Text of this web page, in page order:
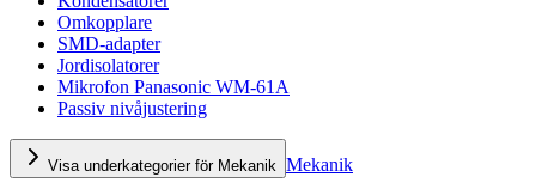
Omkopplare
SMD-adapter
Jordisolatorer
Mikrofon Panasonic WM-61A
Passiv nivåjustering
Visa underkategorier för Mekanik Mekanik